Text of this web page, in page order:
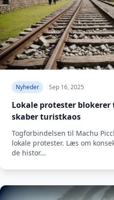
Nyheder Sep 16, 2025
Lokale protester
skaber turistkaos
Togforbindelsen til Machu
lokale protester. Læs om
de histor...